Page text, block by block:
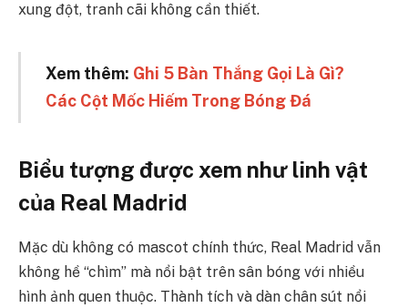
xung đột, tranh cãi không cần thiết.
Xem thêm: Ghi 5 Bàn Thắng Gọi Là Gì?
Các Cột Mốc Hiếm Trong Bóng Đá
Biểu tượng được xem như linh vật
của Real Madrid
Mặc dù không có mascot chính thức, Real Madrid vẫn
không hề “chìm” mà nổi bật trên sân bóng với nhiều
hình ảnh quen thuộc. Thành tích và dàn chân sút nổi